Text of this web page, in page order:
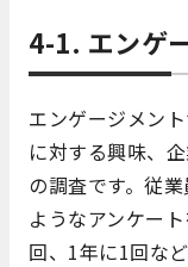
4-1. エンゲ
エンゲージメン
に対する興味、
の調査です。従
ようなアンケー
回、1年に1回な